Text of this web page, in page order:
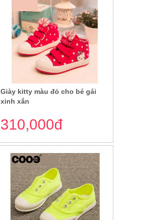
Giày kitty màu đỏ cho bé gái
xinh xắn
310,000đ